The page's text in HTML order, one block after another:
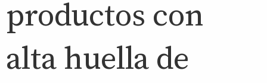
productos con
alta huella de